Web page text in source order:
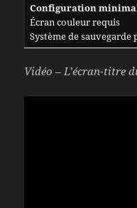
Configuration
Écran couleur requis
Système de sauvegarde
Vidéo – L’écran-titre